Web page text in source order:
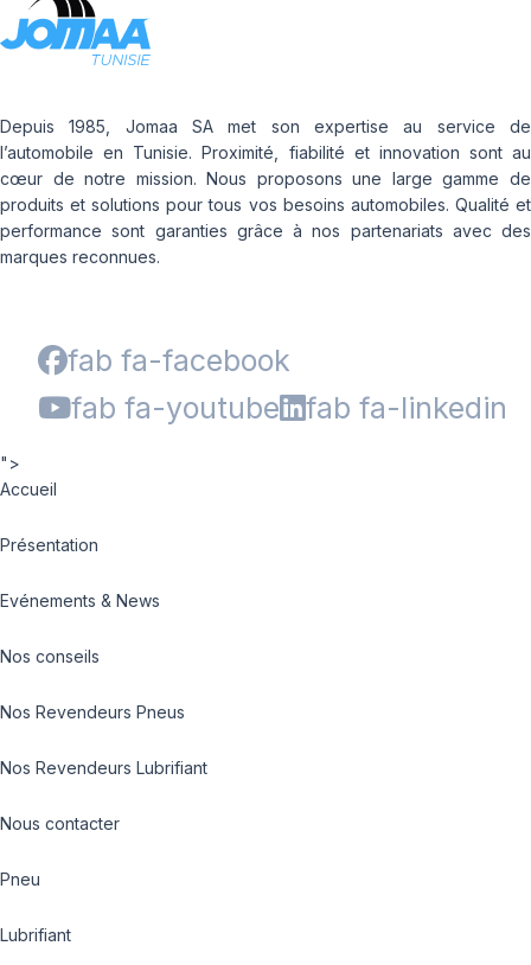
Depuis 1985, Jomaa SA met son expertise au service de
l’automobile en Tunisie. Proximité, fiabilité et innovation sont au
cœur de notre mission. Nous proposons une large gamme de
produits et solutions pour tous vos besoins automobiles. Qualité et
performance sont garanties grâce à nos partenariats avec des
marques reconnues.
fab fa-facebook
fab fa-youtube
fab fa-linkedin
">
Accueil
Présentation
Evénements & News
Nos conseils
Nos Revendeurs Pneus
Nos Revendeurs Lubrifiant
Nous contacter
Pneu
Lubrifiant